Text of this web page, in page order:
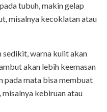
tubuh, makin gelap
misalnya kecoklatan atau
sedikit, warna kulit akan
akan lebih keemasan
pada mata bisa membuat
kebiruan atau